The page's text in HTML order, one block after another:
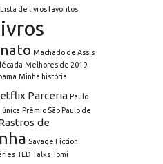
Lista de livros favoritos
Machado de Assis
Melhores de 2019
Minha história
Parceria Paulo
Prêmio São Paulo de
de
Savage Fiction
TED Talks Tomi